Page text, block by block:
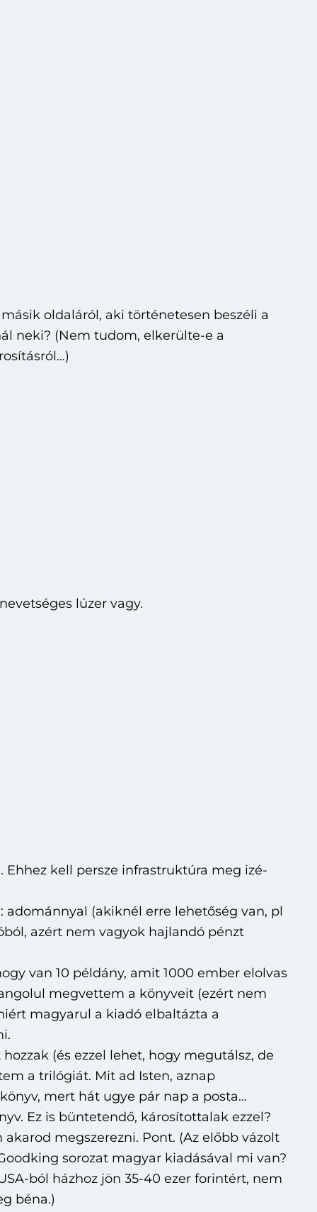
oldaláról, aki történetesen beszéli a
neki? (Nem tudom, elkerülte-e a
lúzer vagy.
kell persze infrastruktúra meg izé-
(akiknél erre lehetőség van, pl
azért nem vagyok hajlandó pénzt
van 10 példány, amit 1000 ember elolvas
megvettem a könyveit (ezért nem
magyarul a kiadó elbaltázta a
(és ezzel lehet, hogy megutálsz, de
a trilógiát. Mit ad Isten, aznap
mert hát ugye pár nap a posta…
Ez is büntetendő, károsítottalak ezzel?
megszerezni. Pont. (Az előbb vázolt
sorozat magyar kiadásával mi van?
ból házhoz jön 35-40 ezer forintért, nem
béna.)